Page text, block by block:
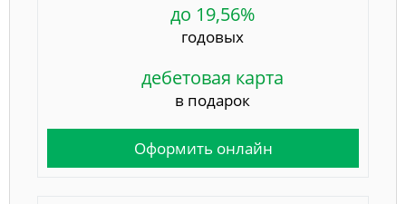
до 19,56%
годовых
дебетовая карта
в подарок
Оформить онлайн